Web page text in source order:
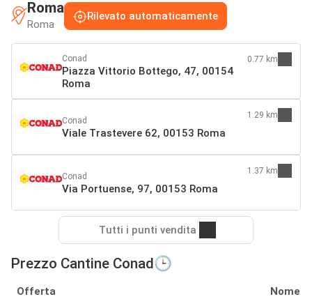
Roma
Roma
Rilevato automaticamente
Conad
Piazza Vittorio Bottego, 47, 00154
Roma
0.77 km
Conad
Viale Trastevere 62, 00153 Roma
1.29 km
Conad
Via Portuense, 97, 00153 Roma
1.37 km
Tutti i punti vendita
Prezzo Cantine Conad🕒
Offerta Nome